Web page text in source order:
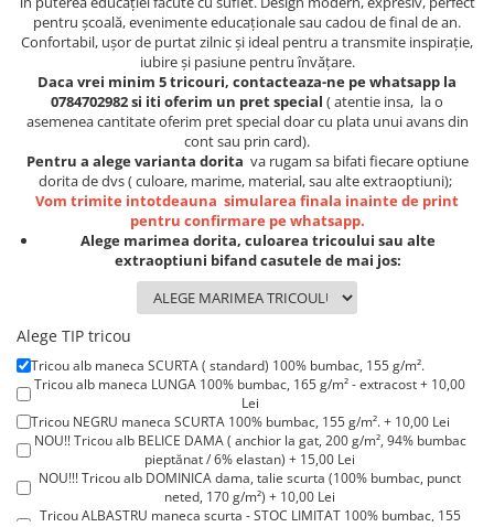
Lenjerii de pat pentru copii
Cadouri Cuplu
Pijamale de CRACIUN
Pijamale de dama
Pijamale de barbati
Halate si capoate
WINTER Collection
Halate si pijamale Family
Seturi elegante femei
Umbrele
Pijamale de copii
Pijamale BIG SIZE femei
Cadouri ocazii speciale
Tricouri de craciun
Tricouri de cuplu Valentine's Day
pentru școală, evenimente educaționale sau cadou de final de an.
Confortabil, ușor de purtat zilnic și ideal pentru a transmite inspirație,
iubire și pasiune pentru învățare.
Daca vrei minim 5 tricouri, contacteaza-ne pe whatsapp la
0784702982 si iti oferim un pret special ( atentie insa, la o
asemenea cantitate oferim pret special doar cu plata unui avans din
cont sau prin card).
Pentru a alege varianta dorita va rugam sa bifati fiecare optiune
dorita de dvs ( culoare, marime, material, sau alte extraoptiuni);
Vom trimite intotdeauna simularea finala inainte de print
pentru confirmare pe whatsapp.
Alege marimea dorita, culoarea tricoului sau alte
extraoptiuni bifand casutele de mai jos:
Alege TIP tricou
Tricou alb maneca SCURTA ( standard) 100% bumbac, 155 g/m².
Tricou alb maneca LUNGA 100% bumbac, 165 g/m² - extracost + 10,00
Lei
Tricou NEGRU maneca SCURTA 100% bumbac, 155 g/m². + 10,00 Lei
NOU!! Tricou alb BELICE DAMA ( anchior la gat, 200 g/m², 94% bumbac
pieptănat / 6% elastan) + 15,00 Lei
NOU!!! Tricou alb DOMINICA dama, talie scurta (100% bumbac, punct
neted, 170 g/m²) + 10,00 Lei
Tricou ALBASTRU maneca scurta - STOC LIMITAT 100% bumbac, 155